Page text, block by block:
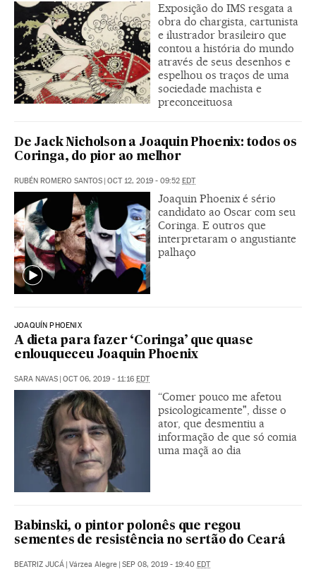
Exposição do IMS resgata a
obra do chargista, cartunista
e ilustrador brasileiro que
contou a história do mundo
através de seus desenhos e
espelhou os traços de uma
sociedade machista e
preconceituosa
De Jack Nicholson a Joaquin Phoenix: todos os
Coringa, do pior ao melhor
RUBÉN ROMERO SANTOS | OCT 12, 2019 - 09:52 EDT
Joaquin Phoenix é sério
candidato ao Oscar com seu
Coringa. E outros que
interpretaram o angustiante
palhaço
JOAQUÍN PHOENIX
A dieta para fazer ‘Coringa’ que quase
enlouqueceu Joaquin Phoenix
SARA NAVAS | OCT 06, 2019 - 11:16 EDT
“Comer pouco me afetou
psicologicamente", disse o
ator, que desmentiu a
informação de que só comia
uma maçã ao dia
Babinski, o pintor polonês que regou
sementes de resistência no sertão do Ceará
BEATRIZ JUCÁ | Várzea Alegre | SEP 08, 2019 - 19:40 EDT